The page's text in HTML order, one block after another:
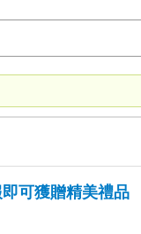
可獲贈精美禮品